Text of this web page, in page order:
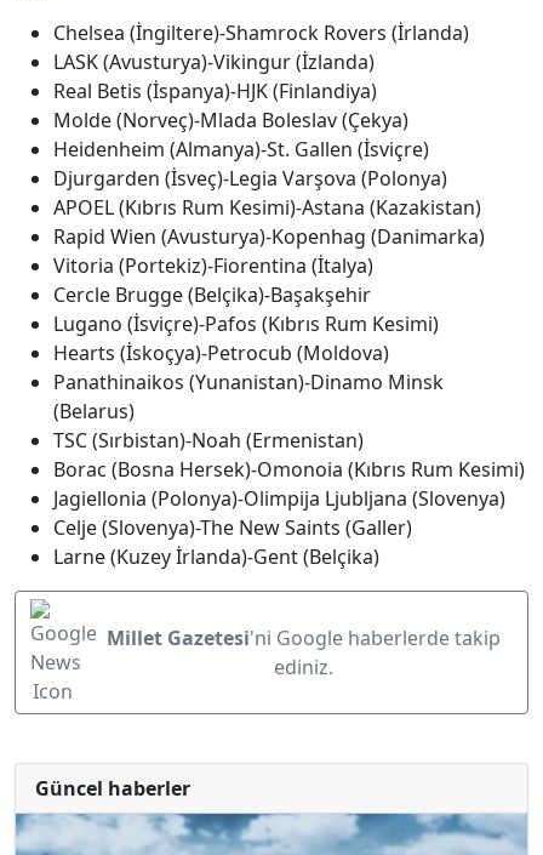
Chelsea (İngiltere)-Shamrock Rovers (İrlanda)
LASK (Avusturya)-Vikingur (İzlanda)
Real Betis (İspanya)-HJK (Finlandiya)
Molde (Norveç)-Mlada Boleslav (Çekya)
Heidenheim (Almanya)-St. Gallen (İsviçre)
Djurgarden (İsveç)-Legia Varşova (Polonya)
APOEL (Kıbrıs Rum Kesimi)-Astana (Kazakistan)
Rapid Wien (Avusturya)-Kopenhag (Danimarka)
Vitoria (Portekiz)-Fiorentina (İtalya)
Cercle Brugge (Belçika)-Başakşehir
Lugano (İsviçre)-Pafos (Kıbrıs Rum Kesimi)
Hearts (İskoçya)-Petrocub (Moldova)
Panathinaikos (Yunanistan)-Dinamo Minsk
(Belarus)
TSC (Sırbistan)-Noah (Ermenistan)
Borac (Bosna Hersek)-Omonoia (Kıbrıs Rum Kesimi)
Jagiellonia (Polonya)-Olimpija Ljubljana (Slovenya)
Celje (Slovenya)-The New Saints (Galler)
Larne (Kuzey İrlanda)-Gent (Belçika)
Millet Gazetesi'ni Google haberlerde takip
ediniz.
Güncel haberler